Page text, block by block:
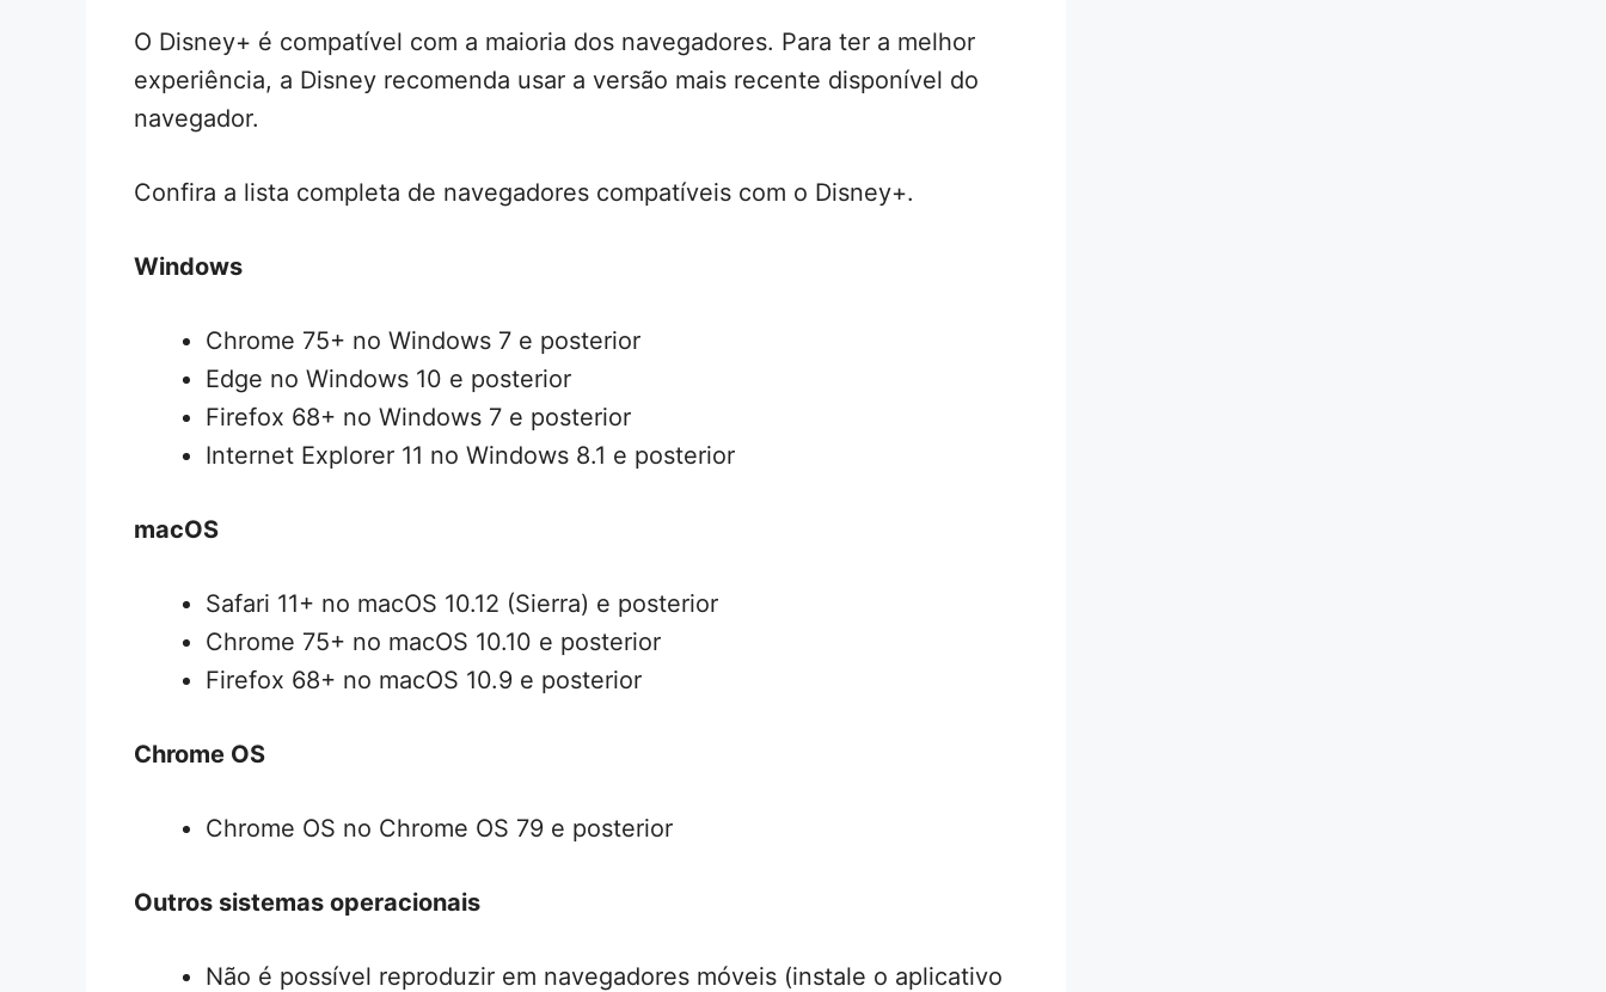
O Disney+ é compatível com a maioria dos navegadores. Para ter a melhor
experiência, a Disney recomenda usar a versão mais recente disponível do
navegador.
Confira a lista completa de navegadores compatíveis com o Disney+.
Windows
Chrome 75+ no Windows 7 e posterior
Edge no Windows 10 e posterior
Firefox 68+ no Windows 7 e posterior
Internet Explorer 11 no Windows 8.1 e posterior
macOS
Safari 11+ no macOS 10.12 (Sierra) e posterior
Chrome 75+ no macOS 10.10 e posterior
Firefox 68+ no macOS 10.9 e posterior
Chrome OS
Chrome OS no Chrome OS 79 e posterior
Outros sistemas operacionais
Não é possível reproduzir em navegadores móveis (instale o aplicativo